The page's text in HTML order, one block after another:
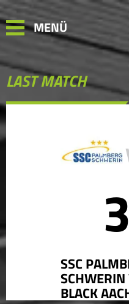
MENÜ
LAST MATCH
SSC
BLACK